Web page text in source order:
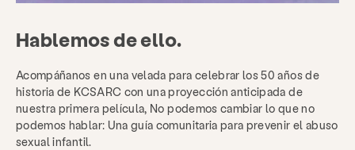
Hablemos de ello.
Acompáñanos en una velada para celebrar los 50 años de
historia de KCSARC con una proyección anticipada de
nuestra primera película, No podemos cambiar lo que no
podemos hablar: Una guía comunitaria para prevenir el abuso
sexual infantil.